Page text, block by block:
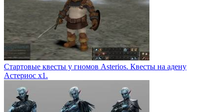
Стартовые квесты у гномов Asterios. Квесты на адену
Астериос х1.